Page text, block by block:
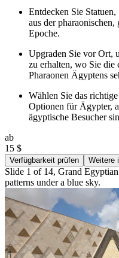
Entdecken Sie
aus der
Epoche.
Upgraden Sie vor Ort,
zu erhalten, wo Sie die
Pharaonen Ägyptens
Wählen Sie das
Optionen für Ägypter,
ägyptische Besucher
ab
15 $
Verfügbarkeit prüfen Weitere
Slide 1 of 14, Grand
patterns under a blue sky.